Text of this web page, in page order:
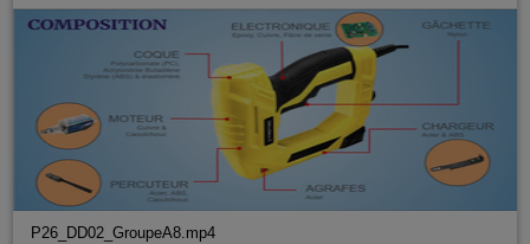
P26_DD02_GroupeA8.mp4